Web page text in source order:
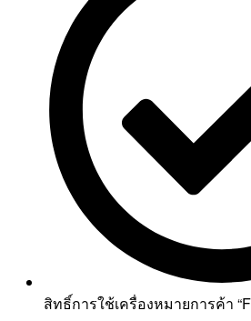
สิทธิ์การใช้เครื่องหมายการค้า